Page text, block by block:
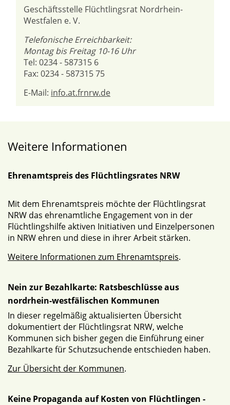
Geschäftsstelle Flüchtlingsrat Nordrhein-
Westfalen e. V.
Telefonische Erreichbarkeit:
Montag bis Freitag 10-16 Uhr
Tel: 0234 - 587315 6
Fax: 0234 - 587315 75
E-Mail: info.at.frnrw.de
Weitere Informationen
Ehrenamtspreis des Flüchtlingsrates NRW
Mit dem Ehrenamtspreis möchte der Flüchtlingsrat
NRW das ehrenamtliche Engagement von in der
Flüchtlingshilfe aktiven Initiativen und Einzelpersonen
in NRW ehren und diese in ihrer Arbeit stärken.
Weitere Informationen zum Ehrenamtspreis.
Nein zur Bezahlkarte: Ratsbeschlüsse aus
nordrhein-westfälischen Kommunen
In dieser regelmäßig aktualisierten Übersicht
dokumentiert der Flüchtlingsrat NRW, welche
Kommunen sich bisher gegen die Einführung einer
Bezahlkarte für Schutzsuchende entschieden haben.
Zur Übersicht der Kommunen.
Keine Propaganda auf Kosten von Flüchtlingen -